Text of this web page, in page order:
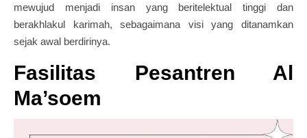
mewujud menjadi insan yang beritelektual tinggi dan
berakhlakul karimah, sebagaimana visi yang ditanamkan
sejak awal berdirinya.
Fasilitas Pesantren Al
Ma’soem